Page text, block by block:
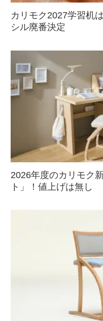
カリモク2027学習机
シル廃番決定
2026年度のカリモク
ト」！値上げは無し